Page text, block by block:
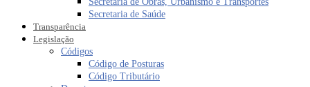
Secretaria de Saúde
Transparência
Legislação
Códigos
Código de Posturas
Código Tributário